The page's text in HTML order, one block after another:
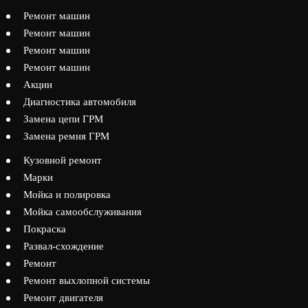
Ремонт машин
Ремонт машин
Ремонт машин
Ремонт машин
Акции
Диагностика автомобиля
Замена цепи ГРМ
Замена ремня ГРМ
Кузовной ремонт
Марки
Мойка и полировка
Мойка самообслуживания
Покраска
Развал-схождение
Ремонт
Ремонт выхлопной системы
Ремонт двигателя